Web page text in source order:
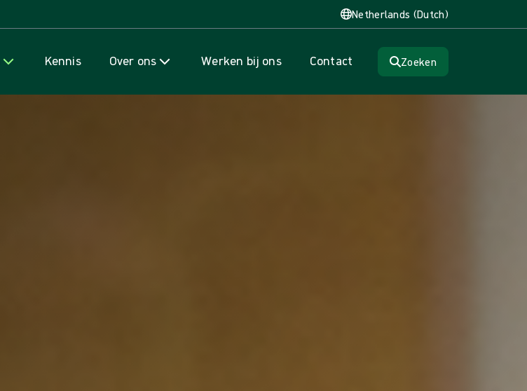
Netherlands (Dutch)
Kennis Over ons Werken bij ons Contact Zoeken